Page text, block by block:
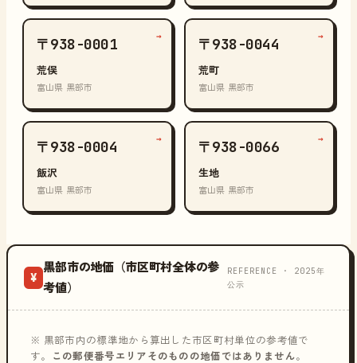
〒938-0001
荒俣
富山県 黒部市
→ 〒938-0044
荒町
富山県 黒部市
→
〒938-0004
飯沢
富山県 黒部市
→ 〒938-0066
生地
富山県 黒部市
→
¥
黒部市の地価（市区町村全体の参
考値）
REFERENCE · 2025年
公示
※ 黒部市内の標準地から算出した市区町村単位の参考値で
す。
この郵便番号エリアそのものの地価ではありません。